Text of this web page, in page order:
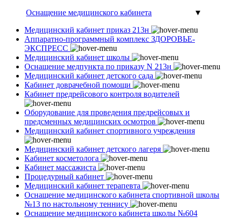
Оснащение медицинского кабинета
▼
Медицинский кабинет приказ 213н
Аппаратно-программный комплекс ЗДОРОВЬЕ-
ЭКСПРЕСС
Медицинский кабинет школы
Оснащение медпункта по приказу N 213н
Медицинский кабинет детского сада
Кабинет доврачебной помощи
Кабинет предрейсового контроля водителей
Оборудование для проведения предрейсовых и
предсменных медицинских осмотров
Медицинский кабинет спортивного учреждения
Медицинский кабинет детского лагеря
Кабинет косметолога
Кабинет массажиста
Процедурный кабинет
Медицинский кабинет терапевта
Оснащение медицинского кабинета спортивной школы
№13 по настольному теннису
Оснащение медицинского кабинета школы №604